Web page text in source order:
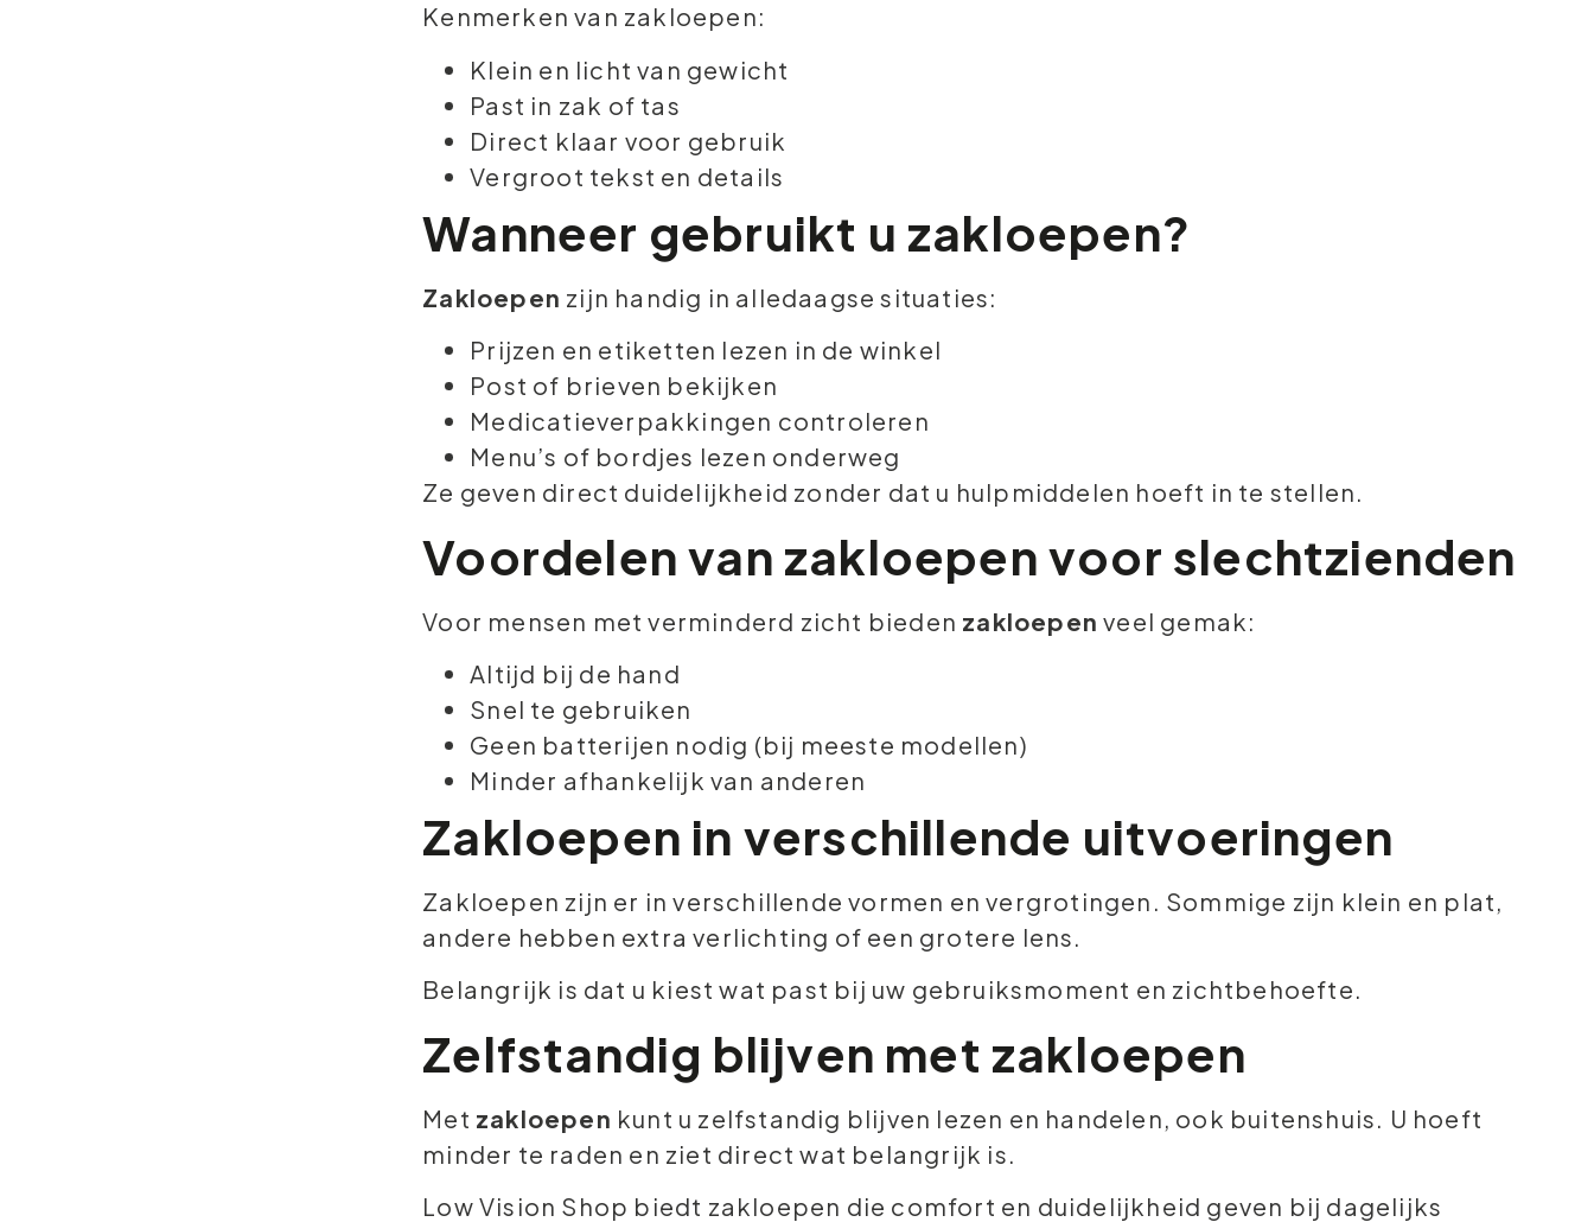
Kenmerken van zakloepen:
Klein en licht van gewicht
Past in zak of tas
Direct klaar voor gebruik
Vergroot tekst en details
Wanneer gebruikt u zakloepen?
Zakloepen zijn handig in alledaagse situaties:
Prijzen en etiketten lezen in de winkel
Post of brieven bekijken
Medicatieverpakkingen controleren
Menu’s of bordjes lezen onderweg
Ze geven direct duidelijkheid zonder dat u hulpmiddelen hoeft in te stellen.
Voordelen van zakloepen voor slechtzienden
Voor mensen met verminderd zicht bieden zakloepen veel gemak:
Altijd bij de hand
Snel te gebruiken
Geen batterijen nodig (bij meeste modellen)
Minder afhankelijk van anderen
Zakloepen in verschillende uitvoeringen
Zakloepen zijn er in verschillende vormen en vergrotingen. Sommige zijn klein en plat,
andere hebben extra verlichting of een grotere lens.
Belangrijk is dat u kiest wat past bij uw gebruiksmoment en zichtbehoefte.
Zelfstandig blijven met zakloepen
Met zakloepen kunt u zelfstandig blijven lezen en handelen, ook buitenshuis. U hoeft
minder te raden en ziet direct wat belangrijk is.
Low Vision Shop biedt zakloepen die comfort en duidelijkheid geven bij dagelijks